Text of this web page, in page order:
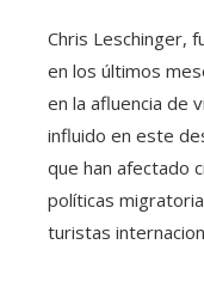
Chris Leschinger,
en los últimos
en la afluencia de
influido en este
que han afectado
políticas
turistas